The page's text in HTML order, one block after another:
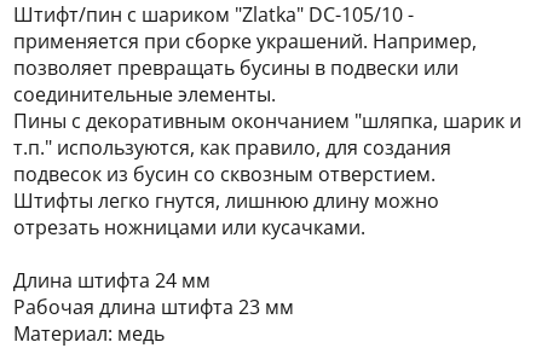
Штифт/пин с шариком "Zlatka" DC-105/10 -
применяется при сборке украшений. Например,
позволяет превращать бусины в подвески или
соединительные элементы.
Пины с декоративным окончанием "шляпка, шарик и
т.п." используются, как правило, для создания
подвесок из бусин со сквозным отверстием.
Штифты легко гнутся, лишнюю длину можно
отрезать ножницами или кусачками.
Длина штифта 24 мм
Рабочая длина штифта 23 мм
Материал: медь